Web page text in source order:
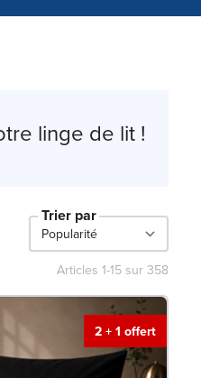
linge de lit !
Trier par
Articles 1-15 sur 358
2 + 1 offert